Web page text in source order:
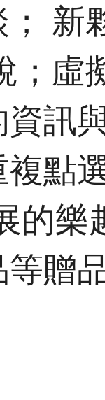
新
；虛
訊
點
的樂
贈